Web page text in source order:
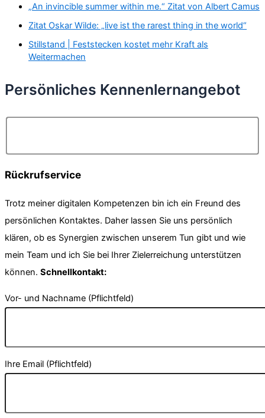
„An invincible summer within me.“ Zitat von Albert Camus
Zitat Oskar Wilde: „live ist the rarest thing in the world“
Stillstand | Feststecken kostet mehr Kraft als
Weitermachen
Persönliches Kennenlernangebot
Rückrufservice
Trotz meiner digitalen Kompetenzen bin ich ein Freund des
persönlichen Kontaktes. Daher lassen Sie uns persönlich
klären, ob es Synergien zwischen unserem Tun gibt und wie
mein Team und ich Sie bei Ihrer Zielerreichung unterstützen
können. Schnellkontakt:
Vor- und Nachname (Pflichtfeld)
Ihre Email (Pflichtfeld)